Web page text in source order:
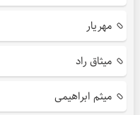
مهریار
میثاق راد
میثم ابراهیمی